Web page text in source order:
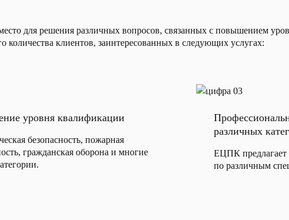
для решения различных вопросов, связанных с повышением
клиентов, заинтересованных в следующих услугах:
уровня квалификации
безопасность, пожарная
гражданская оборона и многие
различных
ЕЦПК предлагает
по различным